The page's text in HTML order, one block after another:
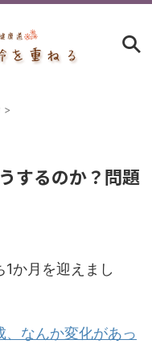
>
するのか？問題
か月を迎えまし
、なんか変化があっ